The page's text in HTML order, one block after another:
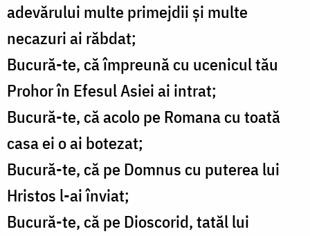
adevărului multe primejdii şi multe
necazuri ai răbdat;
Bucură-te, că împreună cu ucenicul tău
Prohor în Efesul Asiei ai intrat;
Bucură-te, că acolo pe Romana cu toată
casa ei o ai botezat;
Bucură-te, că pe Domnus cu puterea lui
Hristos l-ai înviat;
Bucură-te, că pe Dioscorid, tatăl lui